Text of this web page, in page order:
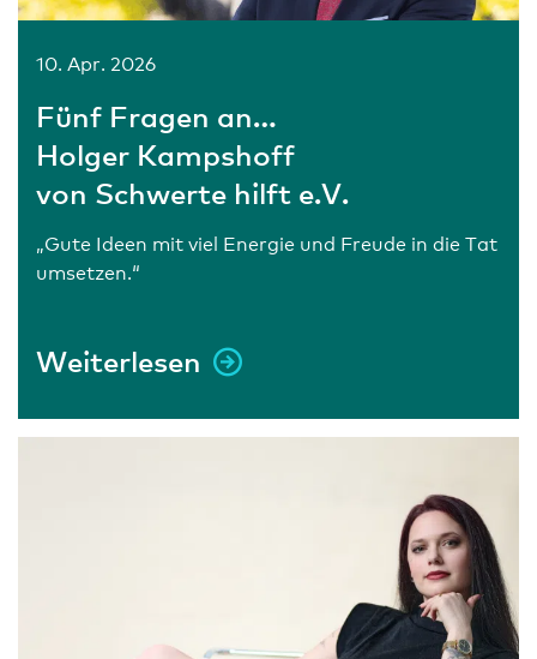
10. Apr. 2026
Fünf Fragen an…
Holger Kampshoff
von Schwerte hilft e.V.
„Gute Ideen mit viel Energie und Freude in die Tat
umsetzen.“
Weiterlesen